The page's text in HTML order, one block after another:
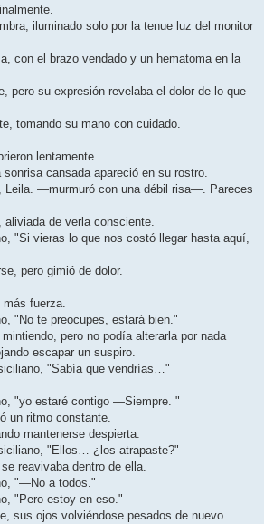
iluminado solo por la tenue luz del monitor
con el brazo vendado y un hematoma en la
pero su expresión revelaba el dolor de lo que
tomando su mano con cuidado.
lentamente.
cansada apareció en su rostro.
—murmuró con una débil risa—. Pareces
aliviada de verla consciente.
"Si vieras lo que nos costó llegar hasta aquí,
pero gimió de dolor.
más fuerza.
"No te preocupes, estará bien."
pero no podía alterarla por nada
escapar un suspiro.
"Sabía que vendrías…"
"yo estaré contigo —Siempre. "
un ritmo constante.
mantenerse despierta.
"Ellos… ¿los atrapaste?"
reavivaba dentro de ella.
"—No a todos."
"Pero estoy en eso."
sus ojos volviéndose pesados de nuevo.